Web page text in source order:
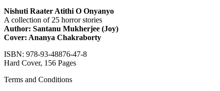
Nishuti Raater Atithi O Onyanyo
A collection of 25 horror stories
Author: Santanu Mukherjee (Joy)
Cover: Ananya Chakraborty
ISBN: 978-93-48876-47-8
Hard Cover, 156 Pages
Terms and Conditions